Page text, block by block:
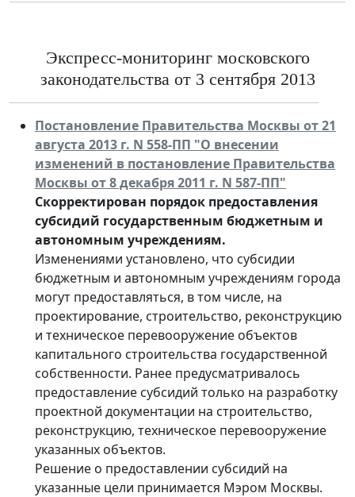
Экспресс-мониторинг московского
законодательства от 3 сентября 2013
Постановление Правительства Москвы от 21
августа 2013 г. N 558-ПП "О внесении
изменений в постановление Правительства
Москвы от 8 декабря 2011 г. N 587-ПП"
Скорректирован порядок предоставления
субсидий государственным бюджетным и
автономным учреждениям.
Изменениями установлено, что субсидии
бюджетным и автономным учреждениям города
могут предоставляться, в том числе, на
проектирование, строительство, реконструкцию
и техническое перевооружение объектов
капитального строительства государственной
собственности. Ранее предусматривалось
предоставление субсидий только на разработку
проектной документации на строительство,
реконструкцию, техническое перевооружение
указанных объектов.
Решение о предоставлении субсидий на
указанные цели принимается Мэром Москвы.